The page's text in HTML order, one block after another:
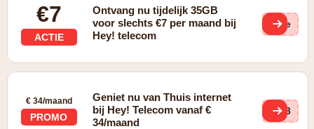
€7
ACTIE
Ontvang nu tijdelijk 35GB
voor slechts €7 per maand bij
Hey! telecom
(ge
€ 34/maand
PROMO
Geniet nu van Thuis internet
bij Hey! Telecom vanaf €
34/maand
Hs3